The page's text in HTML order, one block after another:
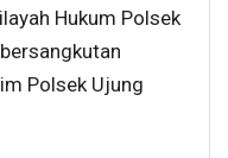
Hukum Polsek
Polsek Ujung